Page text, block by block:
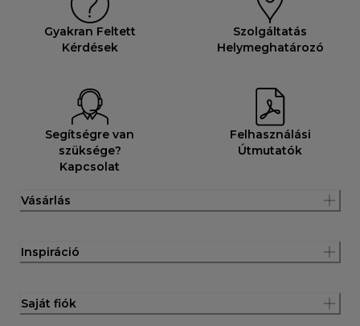
Gyakran Feltett
Kérdések
Szolgáltatás
Helymeghatározó
Segítségre van
szüksége?
Kapcsolat
Felhasználási
Útmutatók
Vásárlás
Inspiráció
Saját fiók